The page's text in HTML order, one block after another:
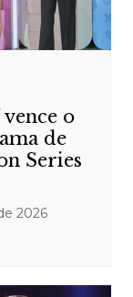
o
de
Series
2026